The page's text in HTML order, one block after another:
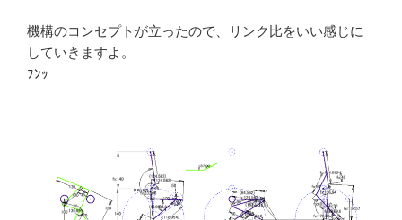
機構のコンセプトが立ったので、リンク比をいい感じに
していきますよ。
ﾌﾝｯ